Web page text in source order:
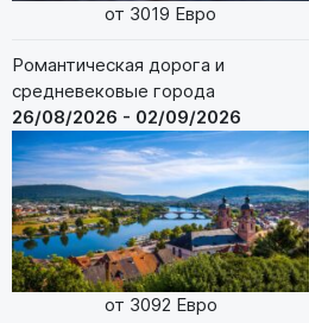
от 3019 Евро
Романтическая дорога и
средневековые города
26/08/2026 - 02/09/2026
от 3092 Евро